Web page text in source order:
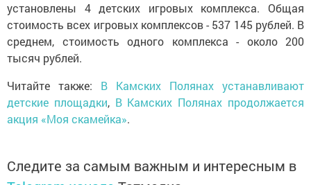
установлены 4 детских игровых комплекса. Общая
стоимость всех игровых комплексов - 537 145 рублей. В
среднем, стоимость одного комплекса - около 200
тысяч рублей.
Читайте также: В Камских Полянах устанавливают
детские площадки, В Камских Полянах продолжается
акция «Моя скамейка».
Следите за самым важным и интересным в